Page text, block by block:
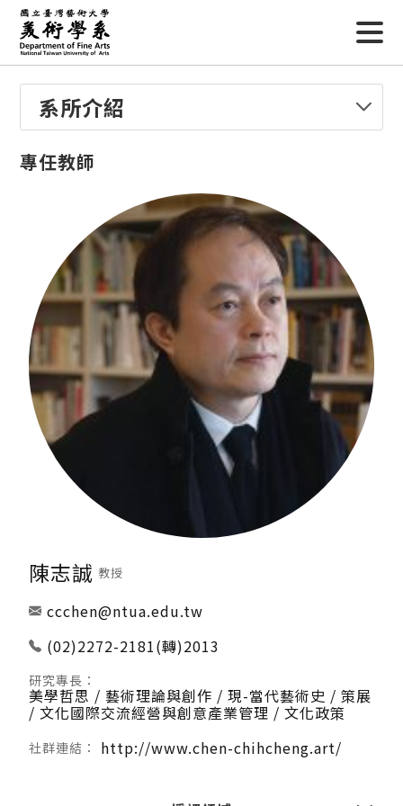
系所介紹
專任教師
陳志誠 教授
ccchen@ntua.edu.tw
(02)2272-2181(轉)2013
美學哲思 / 藝術理論與創作 / 現-當代藝術史 / 策展
/ 文化國際交流經營與創意產業管理 / 文化政策
http://www.chen-chihcheng.art/